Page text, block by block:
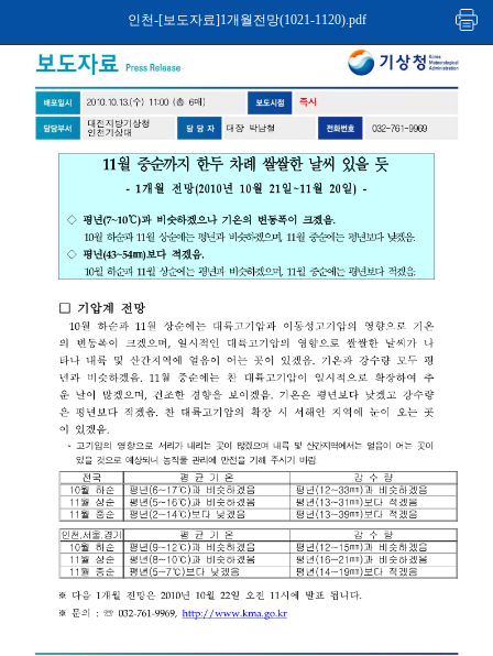
인천-[보도자료]1개월전망(1021-1120).pdf